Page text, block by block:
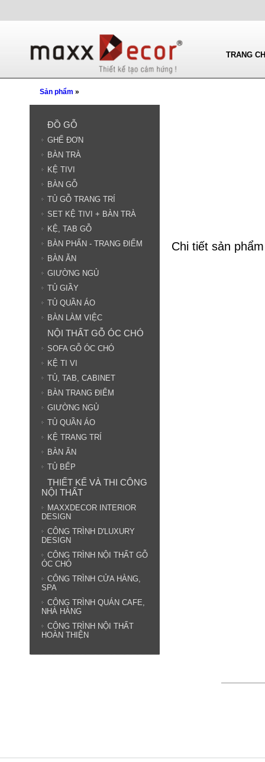
TRANG
Sản phẩm »
Chi tiết sản phẩm
ĐỒ GỖ
GHẾ ĐƠN
BÀN TRÀ
KỆ TIVI
BÀN GỖ
TỦ GỖ TRANG TRÍ
SET KỆ TIVI + BÀN TRÀ
KỆ, TAB GỖ
BÀN PHẤN - TRANG ĐIỂM
BÀN ĂN
GIƯỜNG NGỦ
TỦ GIẦY
TỦ QUẦN ÁO
BÀN LÀM VIỆC
NỘI THẤT GỖ ÓC CHÓ
SOFA GỖ ÓC CHÓ
KỆ TI VI
TỦ, TAB, CABINET
BÀN TRANG ĐIỂM
GIƯỜNG NGỦ
TỦ QUẦN ÁO
KỆ TRANG TRÍ
BÀN ĂN
TỦ BẾP
THIẾT KẾ VÀ THI CÔNG
NỘI THẤT
MAXXDECOR INTERIOR
DESIGN
CÔNG TRÌNH D'LUXURY
DESIGN
CÔNG TRÌNH NỘI THẤT GỖ
ÓC CHÓ
CÔNG TRÌNH CỬA HÀNG,
SPA
CÔNG TRÌNH QUÁN CAFE,
NHÀ HÀNG
CÔNG TRÌNH NỘI THẤT
HOÀN THIỆN